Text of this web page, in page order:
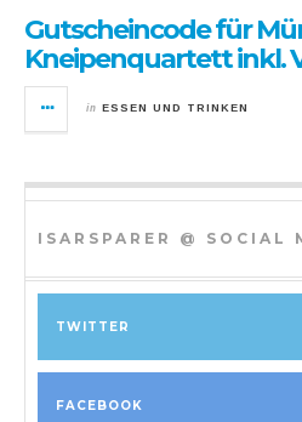
Gutscheincode für
Kneipenquartett inkl.
in ESSEN UND TRINKEN
ISARSPARER @ SOCIAL
TWITTER
FACEBOOK